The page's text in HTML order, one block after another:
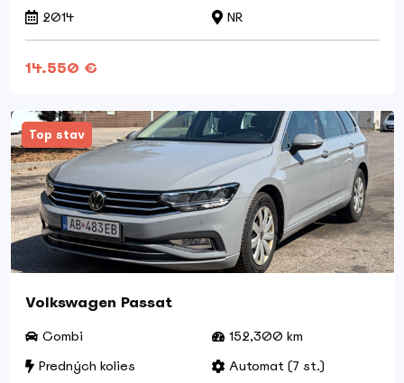
2014
NR
14.550 €
Top stav
Volkswagen Passat
Combi
152,300 km
Predných kolies
Automat (7 st.)